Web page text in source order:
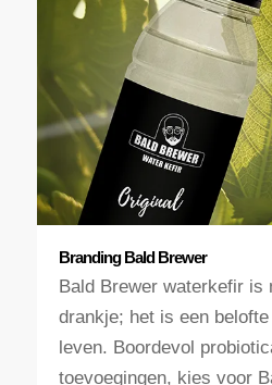
Branding Bald Brewer
Bald Brewer waterkefir is
drankje; het is een
leven. Boordevol
toevoegingen, kies voor